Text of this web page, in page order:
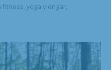
yoga yiengar,